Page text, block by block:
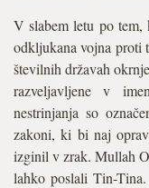
V slabem letu po tem,
odkljukana vojna proti
številnih državah
razveljavljene v
nestrinjanja so
zakoni, ki bi naj
izginil v zrak. Mullah
lahko poslali Tin-